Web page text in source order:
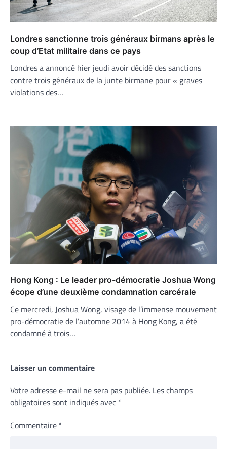
Londres sanctionne trois généraux birmans après le
coup d’Etat militaire dans ce pays
Londres a annoncé hier jeudi avoir décidé des sanctions
contre trois généraux de la junte birmane pour « graves
violations des…
Hong Kong : Le leader pro-démocratie Joshua Wong
écope d’une deuxième condamnation carcérale
Ce mercredi, Joshua Wong, visage de l’immense mouvement
pro-démocratie de l’automne 2014 à Hong Kong, a été
condamné à trois…
Laisser un commentaire
Votre adresse e-mail ne sera pas publiée. Les champs
obligatoires sont indiqués avec *
Commentaire *